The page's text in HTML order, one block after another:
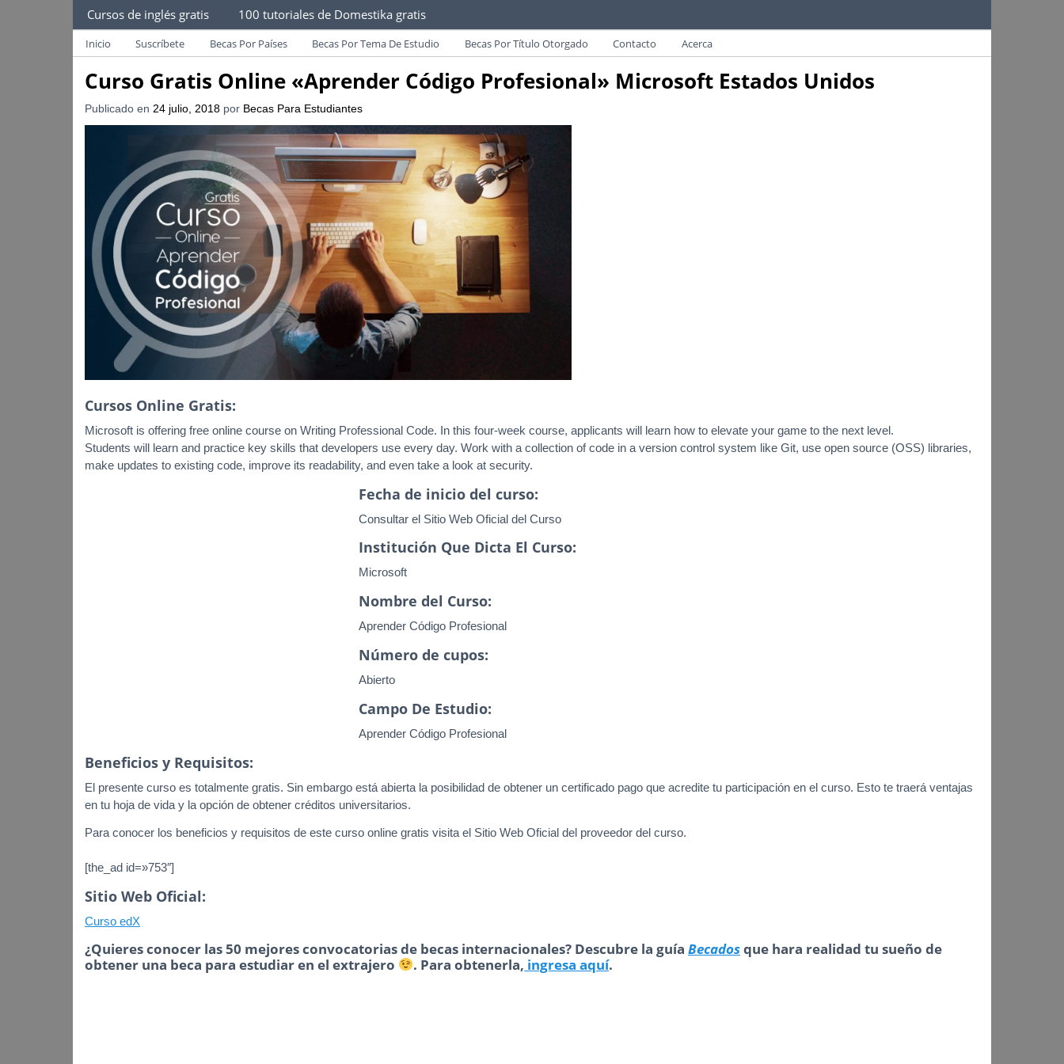
Becas Para Estudiantes
Cursos de inglés gratis 100 tutoriales de Domestika gratis
Becas Para Paraguayos
Oferta de becas para Paraguayos. Encuentra las convocatorias y requisitos de becas para Paraguayos.
Despliega Este Menú
Inicio Suscríbete Becas Por Países Becas Por Tema De Estudio Becas Por Título Otorgado Contacto Acerca
Curso Gratis Online «Aprender Código Profesional» Microsoft Estados Unidos
Publicado en 24 julio, 2018 por Becas Para Estudiantes
Cursos Online Gratis:
Microsoft is offering free online course on Writing Professional Code. In this four-week course, applicants will learn how to elevate your game to the next level.
Students will learn and practice key skills that developers use every day. Work with a collection of code in a version control system like Git, use open source (OSS) libraries,
make updates to existing code, improve its readability, and even take a look at security.
Fecha de inicio del curso:
Consultar el Sitio Web Oficial del Curso
Institución Que Dicta El Curso:
Microsoft
Nombre del Curso:
Aprender Código Profesional
Número de cupos:
Abierto
Campo De Estudio:
Aprender Código Profesional
Beneficios y Requisitos:
El presente curso es totalmente gratis. Sin embargo está abierta la posibilidad de obtener un certificado pago que acredite tu participación en el curso. Esto te traerá ventajas
en tu hoja de vida y la opción de obtener créditos universitarios.
Para conocer los beneficios y requisitos de este curso online gratis visita el Sitio Web Oficial del proveedor del curso.
[the_ad id=»753″]
Sitio Web Oficial:
Curso edX
¿Quieres conocer las 50 mejores convocatorias de becas internacionales? Descubre la guía Becadosque hara realidad tu sueño de
obtener una beca para estudiar en el extrajero
. Para obtenerla, ingresa aquí.